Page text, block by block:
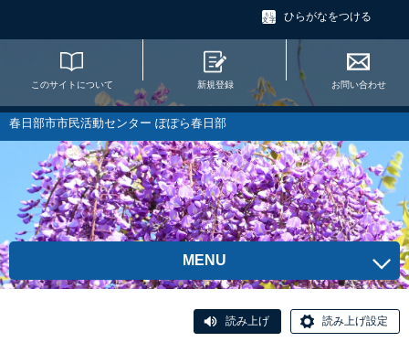
ひらがなをつける
このサイトについて 新規登録 お問い合わせ
春日部市市民活動センター ぽぽら春日部
MENU
読み上げ 読み上げ設定